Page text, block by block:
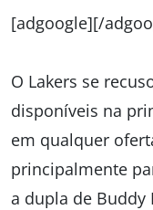
[adgoogle][/
O Lakers se
disponíveis na
em qualquer
principalmente
a dupla de Buddy